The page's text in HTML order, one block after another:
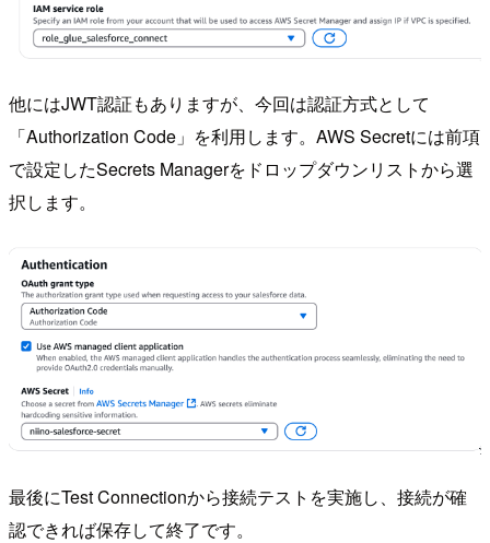
他にはJWT認証もありますが、今回は認証方式として
「Authorization Code」を利用します。AWS Secretには前項
で設定したSecrets Managerをドロップダウンリストから選
択します。
最後にTest Connectionから接続テストを実施し、接続が確
認できれば保存して終了です。